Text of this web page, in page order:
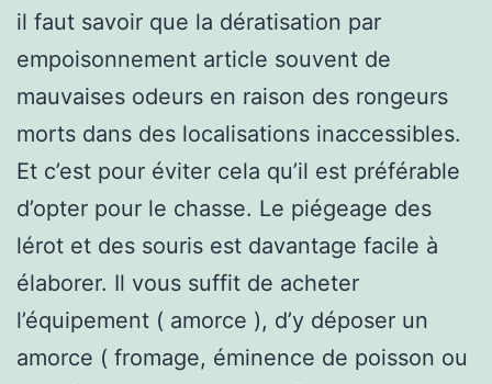
il faut savoir que la dératisation par
empoisonnement article souvent de
mauvaises odeurs en raison des rongeurs
morts dans des localisations inaccessibles.
Et c’est pour éviter cela qu’il est préférable
d’opter pour le chasse. Le piégeage des
lérot et des souris est davantage facile à
élaborer. Il vous suffit de acheter
l’équipement ( amorce ), d’y déposer un
amorce ( fromage, éminence de poisson ou